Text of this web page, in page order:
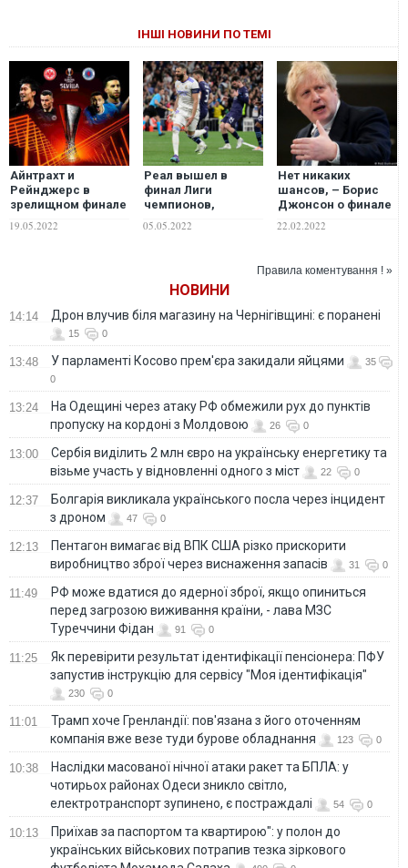
ІНШІ НОВИНИ ПО ТЕМІ
Айнтрахт и
Рейнджерс в
зрелищном финале
победителя Лиги
19.05.2022
Реал вышел в
финал Лиги
чемпионов,
невероятный
05.05.2022
Нет никаких
шансов, – Борис
Джонсон о финале
России
22.02.2022
Правила коментування ! »
НОВИНИ
14:14 Дрон влучив біля магазину на Чернігівщині: є поранені
15 0
13:48 У парламенті Косово прем'єра закидали яйцями
35
0
13:24
На Одещині через атаку РФ обмежили рух до пунктів
пропуску на кордоні з Молдовою
26 0
13:00
Сербія виділить 2 млн євро на українську енергетику та
візьме участь у відновленні одного з міст
22 0
12:37
Болгарія викликала українського посла через інцидент
з дроном
47 0
12:13
Пентагон вимагає від ВПК США різко прискорити
виробництво зброї через виснаження запасів
31 0
11:49
РФ може вдатися до ядерної зброї, якщо опиниться
перед загрозою виживання країни, - лава МЗС
Туреччини Фідан
91 0
11:25
Як перевірити результат ідентифікації пенсіонера: ПФУ
запустив інструкцію для сервісу "Моя ідентифікація"
230 0
11:01
Трамп хоче Гренландії: пов'язана з його оточенням
компанія вже везе туди бурове обладнання
123 0
10:38
Наслідки масованої нічної атаки ракет та БПЛА: у
чотирьох районах Одеси зникло світло,
електротранспорт зупинено, є постраждалі
54 0
10:13
Приїхав за паспортом та квартирою": у полон до
українських військових потрапив тезка зіркового